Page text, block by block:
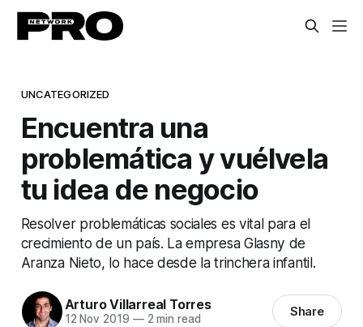
UNCATEGORIZED
Encuentra una
problemática y vuélvela
tu idea de negocio
Resolver problemáticas sociales es vital para el
crecimiento de un país. La empresa Glasny de
Aranza Nieto, lo hace desde la trinchera infantil.
Arturo Villarreal Torres
12 Nov 2019 —2 min read Share